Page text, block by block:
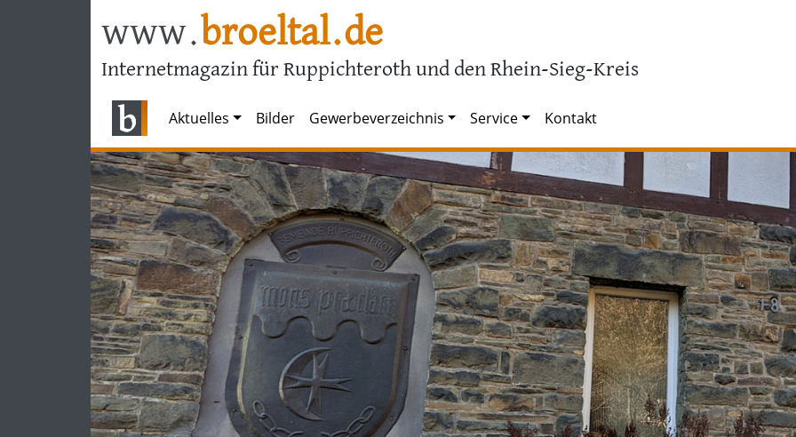
www.broeltal.de
Internetmagazin für Ruppichteroth und den Rhein-Sieg-Kreis
Aktuelles Bilder Gewerbeverzeichnis Service Kontakt